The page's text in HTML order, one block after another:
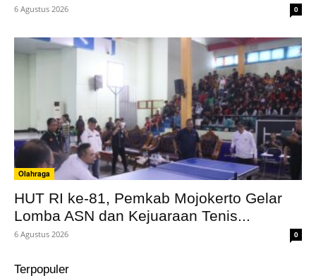
6 Agustus 2026 0
Olahraga
HUT RI ke-81, Pemkab Mojokerto Gelar
Lomba ASN dan Kejuaraan Tenis...
6 Agustus 2026 0
Terpopuler